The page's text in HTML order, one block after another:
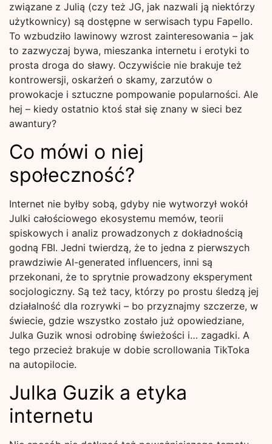
związane z Julią (czy też JG, jak nazwali ją niektórzy
użytkownicy) są dostępne w serwisach typu Fapello.
To wzbudziło lawinowy wzrost zainteresowania – jak
to zazwyczaj bywa, mieszanka internetu i erotyki to
prosta droga do sławy. Oczywiście nie brakuje też
kontrowersji, oskarżeń o skamy, zarzutów o
prowokacje i sztuczne pompowanie popularności. Ale
hej – kiedy ostatnio ktoś stał się znany w sieci bez
awantury?
Co mówi o niej
społeczność?
Internet nie byłby sobą, gdyby nie wytworzył wokół
Julki całościowego ekosystemu memów, teorii
spiskowych i analiz prowadzonych z dokładnością
godną FBI. Jedni twierdzą, że to jedna z pierwszych
prawdziwie AI-generated influencers, inni są
przekonani, że to sprytnie prowadzony eksperyment
socjologiczny. Są też tacy, którzy po prostu śledzą jej
działalność dla rozrywki – bo przyznajmy szczerze, w
świecie, gdzie wszystko zostało już opowiedziane,
Julka Guzik wnosi odrobinę świeżości i… zagadki. A
tego przecież brakuje w dobie scrollowania TikToka
na autopilocie.
Julka Guzik a etyka
internetu